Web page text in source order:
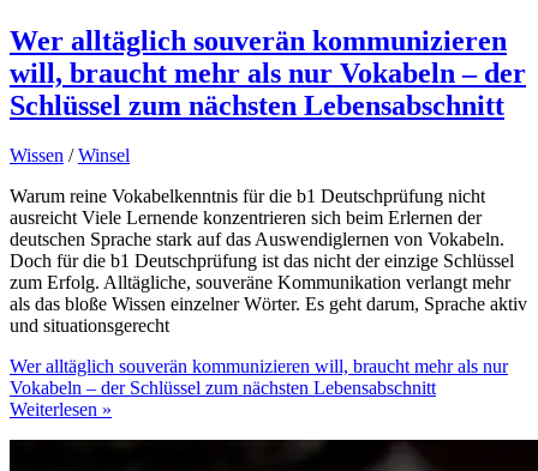
Wer alltäglich souverän kommunizieren
will, braucht mehr als nur Vokabeln – der
Schlüssel zum nächsten Lebensabschnitt
Wissen /Winsel
Warum reine Vokabelkenntnis für die b1 Deutschprüfung nicht
ausreicht Viele Lernende konzentrieren sich beim Erlernen der
deutschen Sprache stark auf das Auswendiglernen von Vokabeln.
Doch für die b1 Deutschprüfung ist das nicht der einzige Schlüssel
zum Erfolg. Alltägliche, souveräne Kommunikation verlangt mehr
als das bloße Wissen einzelner Wörter. Es geht darum, Sprache aktiv
und situationsgerecht
Wer alltäglich souverän kommunizieren will, braucht mehr als nur
Vokabeln – der Schlüssel zum nächsten Lebensabschnitt
Weiterlesen »